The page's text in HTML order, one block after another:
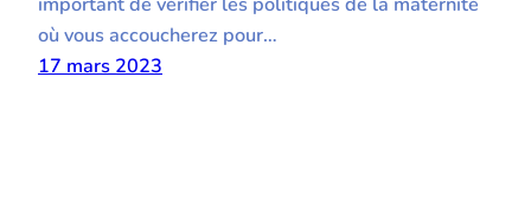
où vous accoucherez pour…
17 mars 2023